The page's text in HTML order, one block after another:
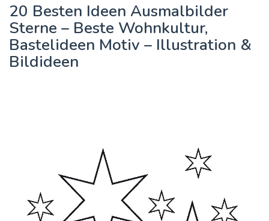
20 Besten Ideen Ausmalbilder
Sterne – Beste Wohnkultur,
Bastelideen Motiv – Illustration &
Bildideen